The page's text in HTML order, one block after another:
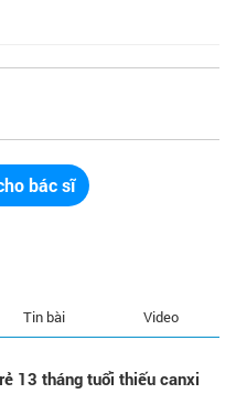
bác sĩ
Video
Tin bài
13 tháng tuổi thiếu canxi